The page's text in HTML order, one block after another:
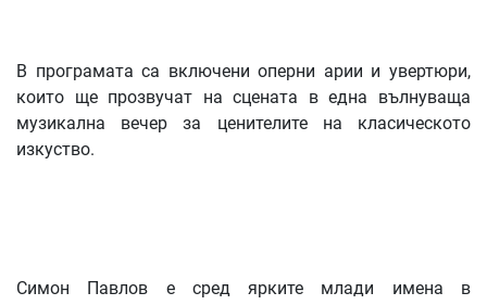
В програмата са включени оперни арии и увертюри,
които ще прозвучат на сцената в една вълнуваща
музикална вечер за ценителите на класическото
изкуство.
Симон Павлов е сред ярките млади имена в